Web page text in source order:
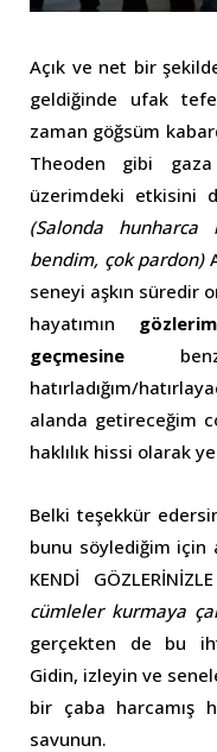
Açık ve net bir
geldiğinde ufak
zaman göğsüm
Theoden gibi
üzerimdeki etkisini
(Salonda
bendim, çok pardon)
seneyi aşkın süredir
hayatımın
geçmesine
hatırladığım/
alanda getireceğim
haklılık hissi olarak
Belki teşekkür
bunu söylediğim
KENDİ
cümleler kurmaya
gerçekten de bu
Gidin, izleyin ve
bir çaba harcamış
savunun.